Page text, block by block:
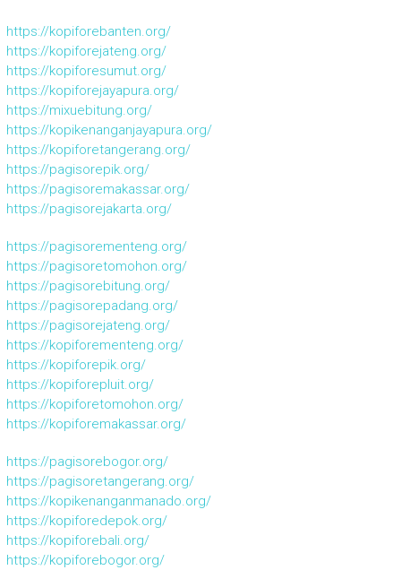
https://kopiforebanten.org/
https://kopiforejateng.org/
https://kopiforesumut.org/
https://kopiforejayapura.org/
https://mixuebitung.org/
https://kopikenanganjayapura.org/
https://kopiforetangerang.org/
https://pagisorepik.org/
https://pagisoremakassar.org/
https://pagisorejakarta.org/
https://pagisorementeng.org/
https://pagisoretomohon.org/
https://pagisorebitung.org/
https://pagisorepadang.org/
https://pagisorejateng.org/
https://kopiforementeng.org/
https://kopiforepik.org/
https://kopiforepluit.org/
https://kopiforetomohon.org/
https://kopiforemakassar.org/
https://pagisorebogor.org/
https://pagisoretangerang.org/
https://kopikenanganmanado.org/
https://kopiforedepok.org/
https://kopiforebali.org/
https://kopiforebogor.org/